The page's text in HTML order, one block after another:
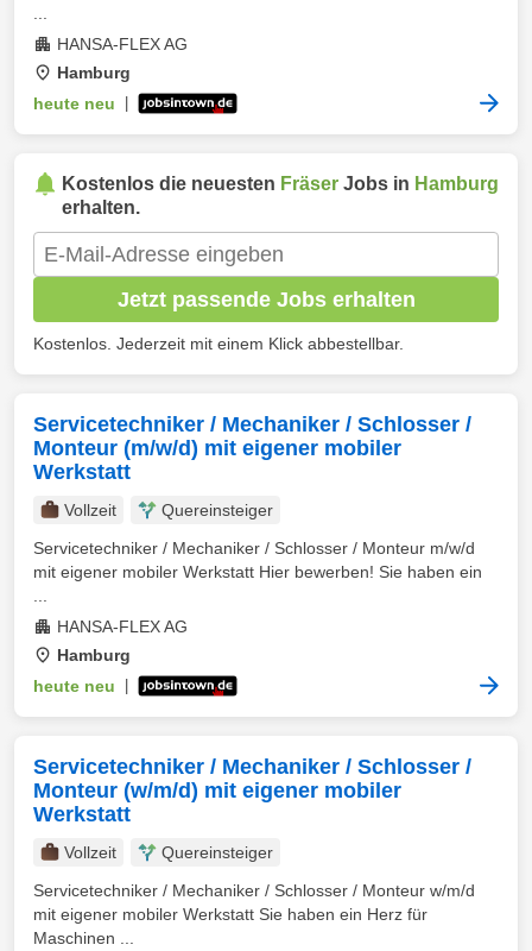
HANSA-FLEX AG
Hamburg
heute neu
Kostenlos die neuesten Fräser Jobs in Hamburg
erhalten.
Jetzt passende Jobs erhalten
Kostenlos. Jederzeit mit einem Klick abbestellbar.
Servicetechniker / Mechaniker / Schlosser /
Monteur (m/w/d) mit eigener mobiler
Werkstatt
Vollzeit
Quereinsteiger
Servicetechniker / Mechaniker / Schlosser / Monteur m/w/d
mit eigener mobiler Werkstatt Hier bewerben! Sie haben ein
HANSA-FLEX AG
Hamburg
heute neu
Servicetechniker / Mechaniker / Schlosser /
Monteur (w/m/d) mit eigener mobiler
Werkstatt
Vollzeit
Quereinsteiger
Servicetechniker / Mechaniker / Schlosser / Monteur w/m/d
mit eigener mobiler Werkstatt Sie haben ein Herz für
Maschinen ...